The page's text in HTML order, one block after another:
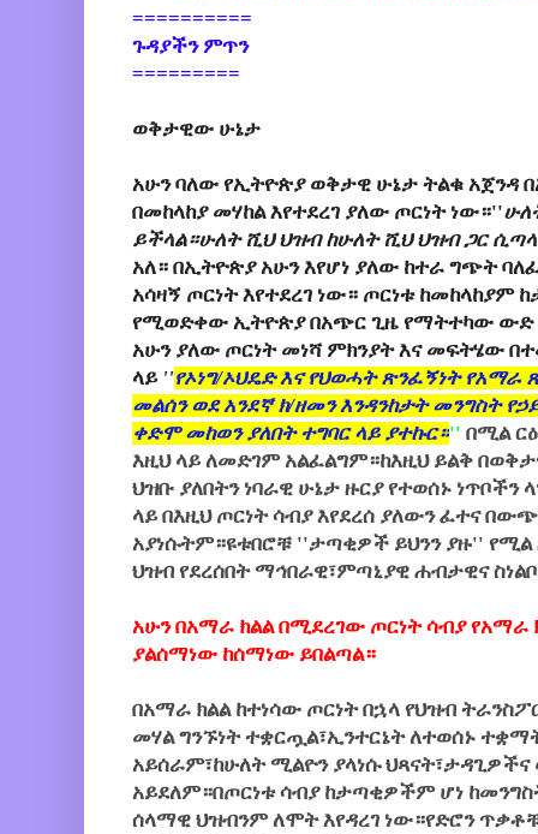
==========
ጉዳያችን ምጥን
=========
ወቅታዊው ሁኔታ
አሁን ባለው የኢትዮጵያ ወቅታዊ ሁኔታ ትልቁ አጀንዳ
በመከላከያ መሃከል እየተደረገ ያለው ጦርነት ነው።''
ይችላል።ሁለት ሺህ ህዝብ ከሁለት ሺህ ህዝብ ጋር
አለ። በኢትዮጵያ አሁን እየሆነ ያለው ከተራ ግጭት
አሳዛኝ ጦርነት እየተደረገ ነው። ጦርነቱ
የሚወድቀው ኢትዮጵያ በአጭር ጊዜ የማትተካው ውድ
አሁን ያለው ጦርነት መነሻ ምክንያት እና መፍትሄው
ላይ ''የኦነግ/ኦህዴድ እና የህወሓት ጽንፈኝነት የአማራ
መልሰን ወደ አንደኛ ክ/ዘመን እንዳንከታት መንግስት
ቀድሞ መከወን ያለበት ተግባር ላይ ያተኩር።'' በሚል
እዚህ ላይ ለመድገም አልፈልግም።ከእዚህ ይልቅ
ህዝቡ ያለበትን ነባራዊ ሁኔታ ዙርያ የተወሰኑ ነጥቦችን
ላይ በእዚህ ጦርነት ሳብያ እየደረሰ ያለውን ፈተና
አያነሱትም።ዩቱበሮቹ ''ታጣቂዎች ይህንን ያዙ'' የሚል
ህዝብ የደረሰበት ማኅበራዊ፣ምጣኒያዊ ሐብታዊና
አሁን በአማራ ክልል በሚደረገው ጦርነት ሳብያ የአማራ
ያልሰማነው ከሰማነው ይበልጣል።
በአማራ ክልል ከተነሳው ጦርነት በኋላ የህዝብ
መሃል ግንኙነት ተቋርጧል፣ኢንተርኔት ለተወሰኑ
አይሰራም፣ከሁለት ሚልዮን ያላነሱ
አይደለም።በጦርነቱ ሳብያ ከታጣቂዎችም ሆነ
ሰላማዊ ህዝብንም ለሞት እየዳረገ ነው።የድሮን